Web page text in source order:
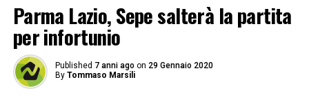
Parma Lazio, Sepe salterà la partita
per infortunio
Published 7 anni ago on 29 Gennaio 2020
By Tommaso Marsili